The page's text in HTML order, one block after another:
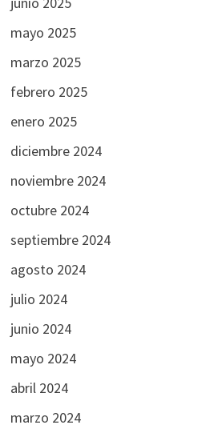
mayo 2025
marzo 2025
febrero 2025
enero 2025
diciembre 2024
noviembre 2024
octubre 2024
septiembre 2024
agosto 2024
julio 2024
junio 2024
mayo 2024
abril 2024
marzo 2024